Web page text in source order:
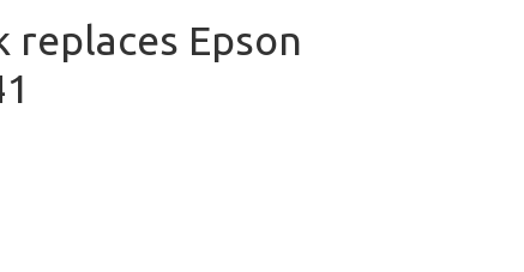
replaces Epson